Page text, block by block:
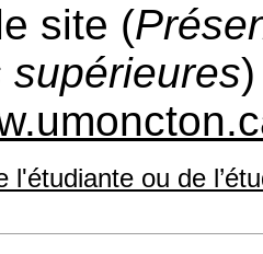
site (
)
l'étudiante ou de